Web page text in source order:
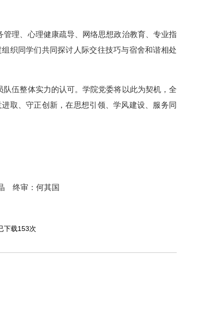
理、心理健康疏导、网络思想政治教育、专业指
织同学们共同探讨人际交往技巧与宿舍和谐相处
伍整体实力的认可。学院党委将以此为契机，全
取、守正创新，在思想引领、学风建设、服务同
终审：何其国
下载153次